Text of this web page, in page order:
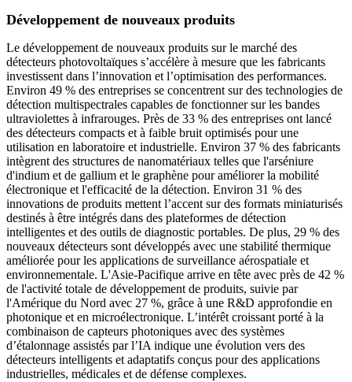
Développement de nouveaux produits
Le développement de nouveaux produits sur le marché des
détecteurs photovoltaïques s’accélère à mesure que les fabricants
investissent dans l’innovation et l’optimisation des performances.
Environ 49 % des entreprises se concentrent sur des technologies de
détection multispectrales capables de fonctionner sur les bandes
ultraviolettes à infrarouges. Près de 33 % des entreprises ont lancé
des détecteurs compacts et à faible bruit optimisés pour une
utilisation en laboratoire et industrielle. Environ 37 % des fabricants
intègrent des structures de nanomatériaux telles que l'arséniure
d'indium et de gallium et le graphène pour améliorer la mobilité
électronique et l'efficacité de la détection. Environ 31 % des
innovations de produits mettent l’accent sur des formats miniaturisés
destinés à être intégrés dans des plateformes de détection
intelligentes et des outils de diagnostic portables. De plus, 29 % des
nouveaux détecteurs sont développés avec une stabilité thermique
améliorée pour les applications de surveillance aérospatiale et
environnementale. L'Asie-Pacifique arrive en tête avec près de 42 %
de l'activité totale de développement de produits, suivie par
l'Amérique du Nord avec 27 %, grâce à une R&D approfondie en
photonique et en microélectronique. L’intérêt croissant porté à la
combinaison de capteurs photoniques avec des systèmes
d’étalonnage assistés par l’IA indique une évolution vers des
détecteurs intelligents et adaptatifs conçus pour des applications
industrielles, médicales et de défense complexes.